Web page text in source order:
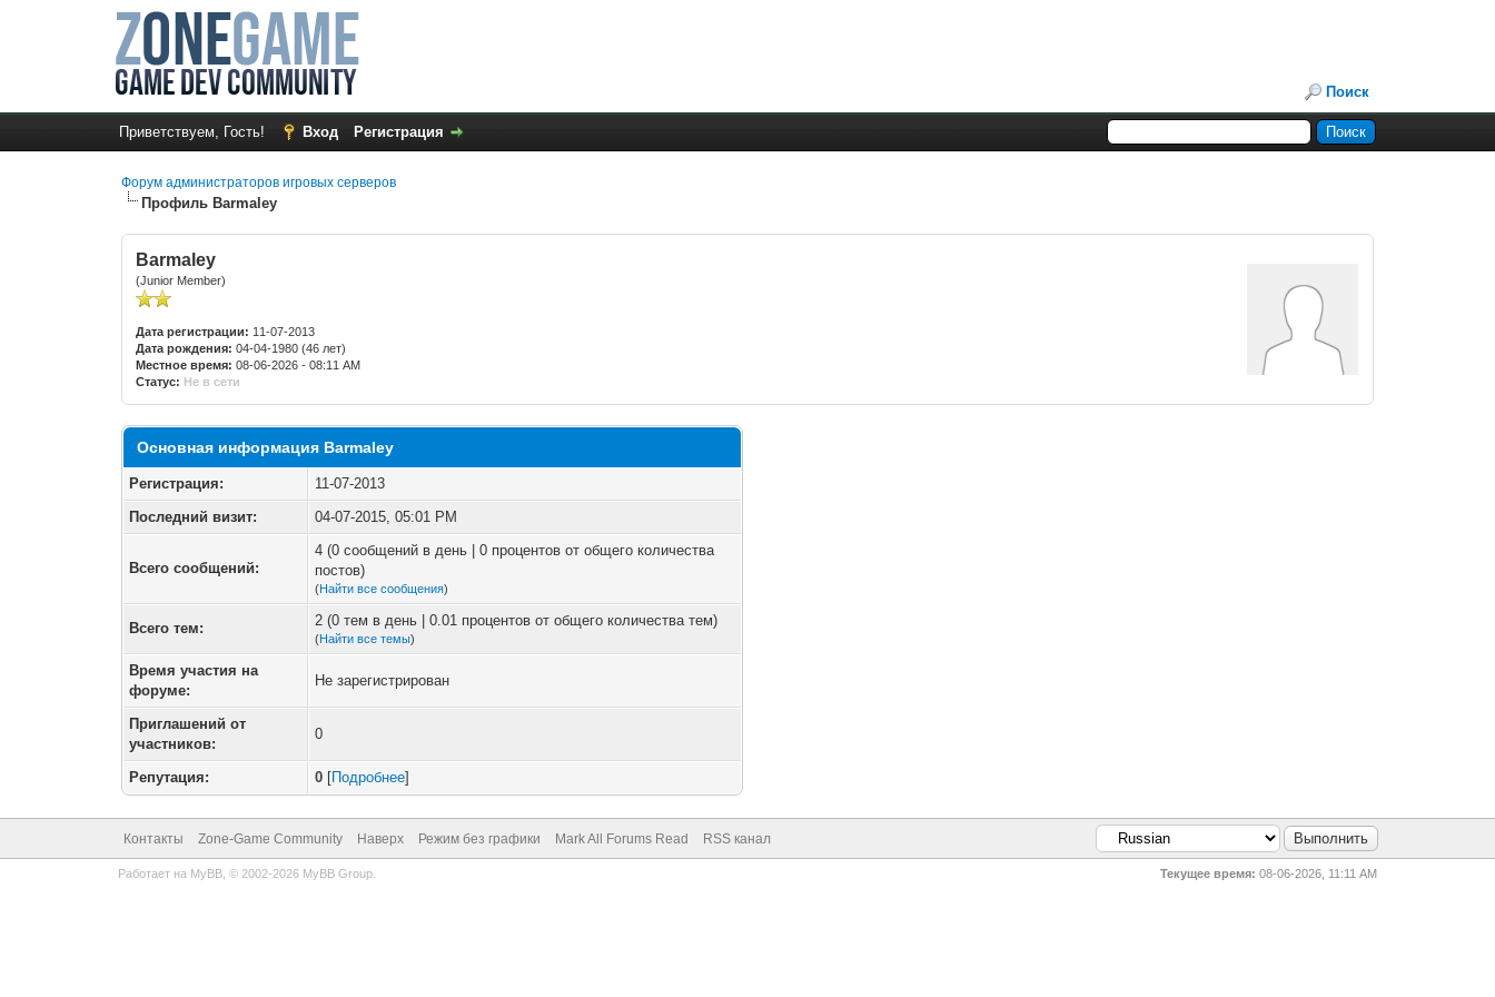
Поиск
Приветствуем, Гость! Вход Регистрация
Форум администраторов игровых серверов
Профиль Barmaley
Barmaley
(Junior Member)
Дата регистрации: 11-07-2013
Дата рождения: 04-04-1980 (46 лет)
Местное время: 08-06-2026 - 08:11 AM
Статус: Не в сети
Основная информация Barmaley
Регистрация:
11-07-2013
Последний визит:
04-07-2015, 05:01 PM
Всего сообщений:
4 (0 сообщений в день | 0 процентов от общего количества
постов)
(Найти все сообщения)
Всего тем: 2 (0 тем в день | 0.01 процентов от общего количества тем)
(Найти все темы)
Время участия на
форуме:
Не зарегистрирован
Приглашений от
участников:
0
Репутация: 0 [Подробнее]
Контакты Zone-Game Community Наверх Режим без графики Mark All Forums Read RSS канал
Текущее время: 08-06-2026, 11:11 AM
Работает на MyBB, © 2002-2026 MyBB Group.